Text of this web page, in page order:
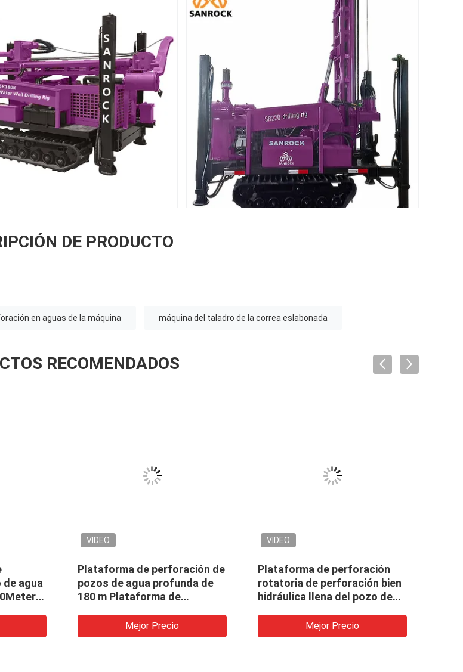
DE PRODUCTO
en aguas de la máquina máquina del taladro de la correa eslabonada
RECOMENDADOS
agua
VIDEO
Plataforma de perforación de
pozos de agua profunda de
180 m Plataforma de
de pozo hidráulico completo
Mejor Precio
VIDEO
Plataforma de perforación
rotatoria de perforación bien
hidráulica llena del pozo de
perforación el 180m del
equipo
Mejor Precio